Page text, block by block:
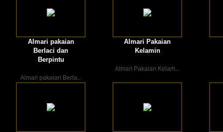
Almari pakaian
Berlaci dan
Berpintu
Almari pakaian Berla...
Almari Pakaian
Kelamin
Almari Pakaian Kelam...